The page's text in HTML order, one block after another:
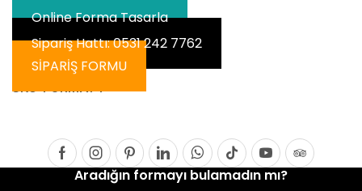
Online Forma Tasarla
Sipariş Hattı: 0531 242 7762
SİPARİŞ FORMU
SKU:FORMA74
FacebookInstagram
PinterestLinkedinWhatsapp
Tik-
tok
Youtube
Aradığın formayı bulamadın mı?